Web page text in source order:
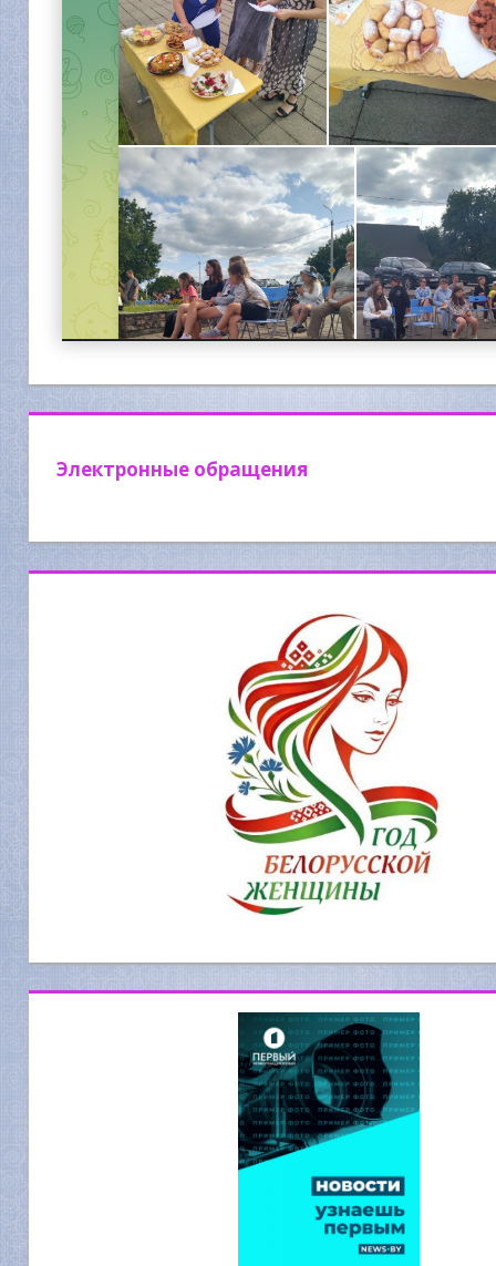
Электронные обращения